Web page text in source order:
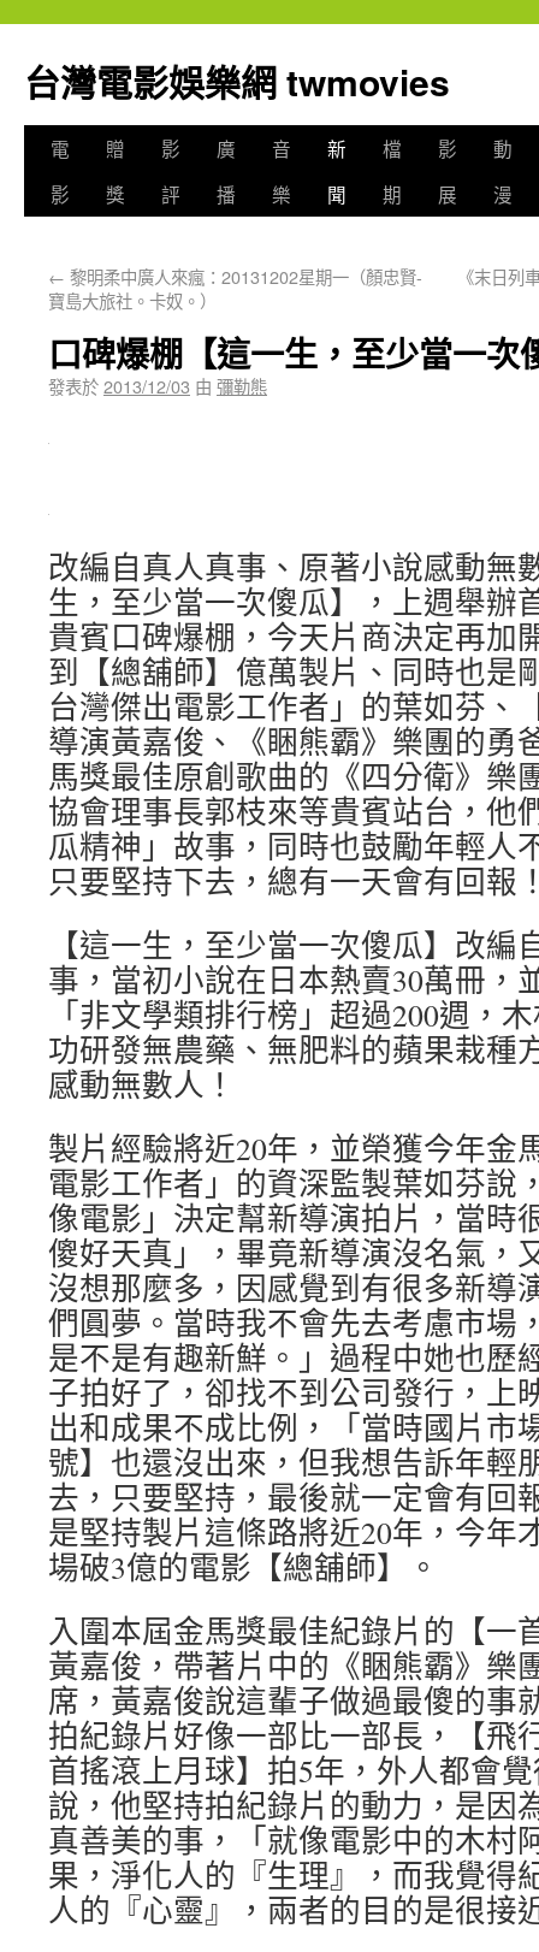
台灣電影娛樂網 twmovies
電
影
贈
獎
影
評
廣
播
音
樂
新
聞
檔
期
影
展
動
漫
← 黎明柔中廣人來瘋：20131202星期一（顏忠賢-
寶島大旅社。卡奴。）
《末日列
口碑爆棚【這一生，至少當一次
發表於2013/12/03 由 彌勒熊
改編自真人真事、原著小說感動無
生，至少當一次傻瓜】，上週舉辦
貴賓口碑爆棚，今天片商決定再加
到【總舖師】億萬製片、同時也是
台灣傑出電影工作者」的葉如芬、
導演黃嘉俊、《睏熊霸》樂團的勇
馬獎最佳原創歌曲的《四分衛》樂
協會理事長郭枝來等貴賓站台，他
瓜精神」故事，同時也鼓勵年輕人
只要堅持下去，總有一天會有回報
【這一生，至少當一次傻瓜】改編
事，當初小說在日本熱賣30萬冊，
「非文學類排行榜」超過200週，
功研發無農藥、無肥料的蘋果栽種
感動無數人！
製片經驗將近20年，並榮獲今年金
電影工作者」的資深監製葉如芬說
像電影」決定幫新導演拍片，當時
傻好天真」，畢竟新導演沒名氣，
沒想那麼多，因感覺到有很多新導
們圓夢。當時我不會先去考慮市場
是不是有趣新鮮。」過程中她也歷
子拍好了，卻找不到公司發行，上
出和成果不成比例，「當時國片市
號】也還沒出來，但我想告訴年輕
去，只要堅持，最後就一定會有回
是堅持製片這條路將近20年，今年
場破3億的電影【總舖師】。
入圍本屆金馬獎最佳紀錄片的【一
黃嘉俊，帶著片中的《睏熊霸》樂
席，黃嘉俊說這輩子做過最傻的事
拍紀錄片好像一部比一部長，【飛
首搖滾上月球】拍5年，外人都會
說，他堅持拍紀錄片的動力，是因
真善美的事，「就像電影中的木村
果，淨化人的『生理』，而我覺得
人的『心靈』，兩者的目的是很接